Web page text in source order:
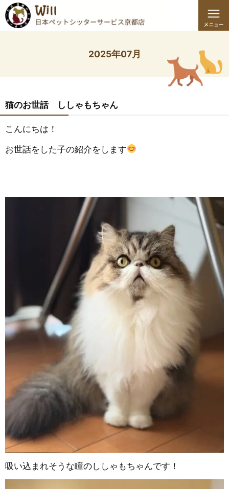
2025年07月
猫のお世話 ししゃもちゃん
こんにちは！
お世話をした子の紹介をします
吸い込まれそうな瞳のししゃもちゃんです！